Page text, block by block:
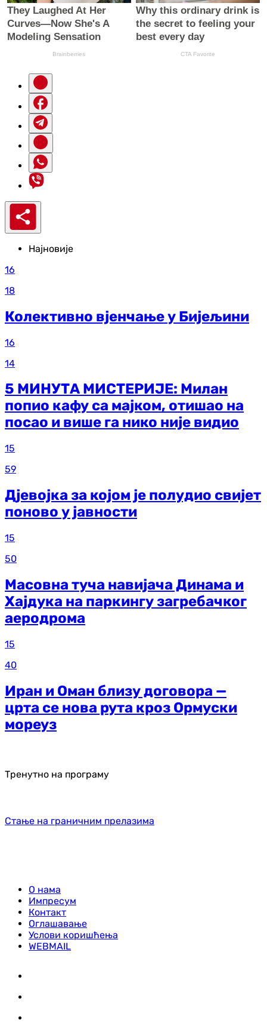
Најновије
16
18
Колективно вјенчање у Бијељини
16
14
5 МИНУТА МИСТЕРИЈЕ: Милан
попио кафу са мајком, отишао на
посао и више га нико није видио
15
59
Дјевојка за којом је полудио свијет
поново у јавности
15
50
Масовна туча навијача Динама и
Хајдука на паркингу загребачког
аеродрома
15
40
Иран и Оман близу договора —
црта се нова рута кроз Ормуски
мореуз
Тренутно на програму
Стање на граничним прелазима
О нама
Импресум
Контакт
Оглашавање
Услови коришћења
WEBMAIL